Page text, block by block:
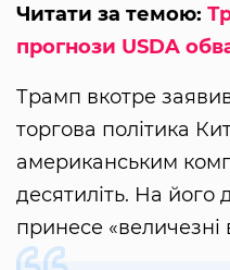
Читати за темою:
прогнози USDA
Трамп вкотре
торгова політика
американським
десятиліть. На його
принесе «величезні